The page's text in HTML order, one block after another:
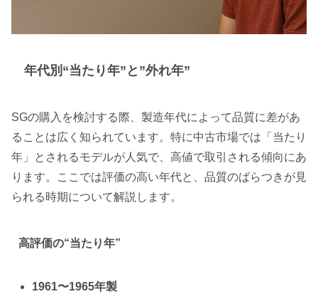
年代別“当たり年”と”外れ年”
SGの購入を検討する際、製造年代によって品質に差があ
ることは広く知られています。特に中古市場では「当たり
年」とされるモデルが人気で、高値で取引される傾向にあ
ります。ここでは評価の高い年代と、品質のばらつきが見
られる時期について解説します。
高評価の“当たり年”
1961〜1965年製